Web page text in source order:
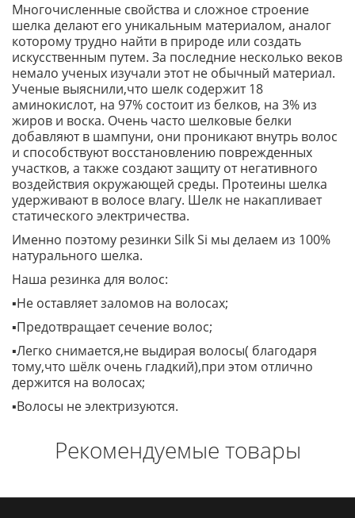
Многочисленные свойства и сложное строение
шелка делают его уникальным материалом, аналог
которому трудно найти в природе или создать
искусственным путем. За последние несколько веков
немало ученых изучали этот не обычный материал.
Ученые выяснили,что шелк содержит 18
аминокислот, на 97% состоит из белков, на 3% из
жиров и воска. Очень часто шелковые белки
добавляют в шампуни, они проникают внутрь волос
и способствуют восстановлению поврежденных
участков, а также создают защиту от негативного
воздействия окружающей среды. Протеины шелка
удерживают в волосе влагу. Шелк не накапливает
статического электричества.
Именно поэтому резинки Silk Si мы делаем из 100%
натурального шелка.
Наша резинка для волос:
▪️Не оставляет заломов на волосах;
▪️Предотвращает сечение волос;
▪️Легко снимается,не выдирая волосы( благодаря
тому,что шёлк очень гладкий),при этом отлично
держится на волосах;
▪️Волосы не электризуются.
Рекомендуемые товары